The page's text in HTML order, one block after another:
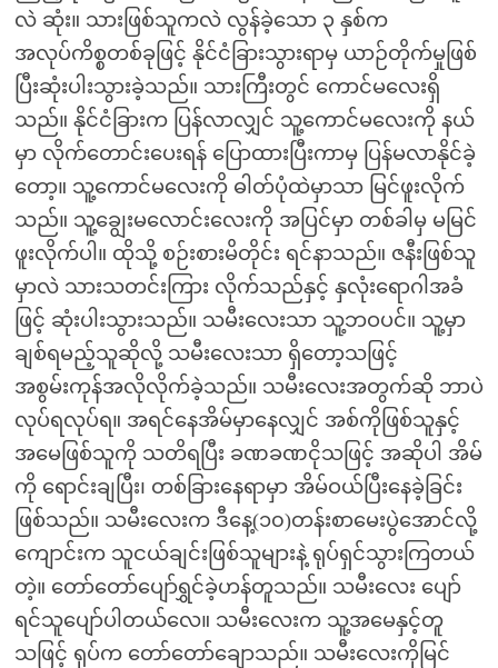
လဲ ဆုံး။ သားဖြစ်သူကလဲ လွန်ခဲ့သော ၃ နှစ်က
အလုပ်ကိစ္စတစ်ခုဖြင့် နိုင်ငံခြားသွားရာမှ ယာဉ်တိုက်မှုဖြစ်
ပြီးဆုံးပါးသွားခဲ့သည်။ သားကြီးတွင် ကောင်မလေးရှိ
သည်။ နိုင်ငံခြားက ပြန်လာလျှင် သူ့ကောင်မလေးကို နယ်
မှာ လိုက်တောင်းပေးရန် ပြောထားပြီးကာမှ ပြန်မလာနိုင်ခဲ့
တော့။ သူ့ကောင်မလေးကို ဓါတ်ပုံထဲမှာသာ မြင်ဖူးလိုက်
သည်။ သူ့ချွေးမလောင်းလေးကို အပြင်မှာ တစ်ခါမှ မမြင်
ဖူးလိုက်ပါ။ ထိုသို့ စဉ်းစားမိတိုင်း ရင်နာသည်။ ဇနီးဖြစ်သူ
မှာလဲ သားသတင်းကြား လိုက်သည်နှင့် နှလုံးရောဂါအခံ
ဖြင့် ဆုံးပါးသွားသည်။ သမီးလေးသာ သူ့ဘဝပင်။ သူ့မှာ
ချစ်ရမည့်သူဆိုလို့ သမီးလေးသာ ရှိတော့သဖြင့်
အစွမ်းကုန်အလိုလိုက်ခဲ့သည်။ သမီးလေးအတွက်ဆို ဘာပဲ
လုပ်ရလုပ်ရ။ အရင်နေအိမ်မှာနေလျှင် အစ်ကိုဖြစ်သူနှင့်
အမေဖြစ်သူကို သတိရပြီး ခဏခဏငိုသဖြင့် အဆိုပါ အိမ်
ကို ရောင်းချပြီး၊ တစ်ခြားနေရာမှာ အိမ်ဝယ်ပြီးနေခဲ့ခြင်း
ဖြစ်သည်။ သမီးလေးက ဒီနေ့(၁၀)တန်းစာမေးပွဲအောင်လို့
ကျောင်းက သူငယ်ချင်းဖြစ်သူများနဲ့ ရုပ်ရှင်သွားကြတယ်
တဲ့။ တော်တော်ပျော်ရွှင်ခဲ့ဟန်တူသည်။ သမီးလေး ပျော်
ရင်သူပျော်ပါတယ်လေ။ သမီးလေးက သူ့အမေနှင့်တူ
သဖြင့် ရုပ်က တော်တော်ချောသည်။ သမီးလေးကိုမြင်